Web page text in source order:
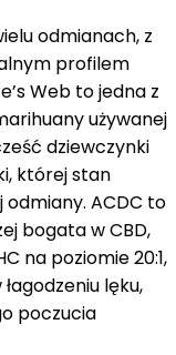
odmianach, z
profilem
Web to jedna z
używanej
dziewczynki
której stan
odmiany. ACDC to
bogata w CBD,
na poziomie 20:1,
lęku,
poczucia